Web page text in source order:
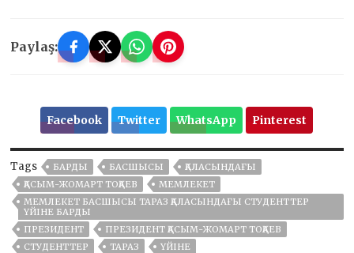
Paylaş:
Facebook Twitter WhatsApp Pinterest
Tags БАРДЫ БАСШЫСЫ
ҚАЛАСЫНДАҒЫ
ҚАСЫМ-ЖОМАРТ ТОҚАЕВ
МЕМЛЕКЕТ
МЕМЛЕКЕТ БАСШЫСЫ ТАРАЗ ҚАЛАСЫНДАҒЫ СТУДЕНТТЕР
ҮЙІНЕ БАРДЫ
ПРЕЗИДЕНТ
ПРЕЗИДЕНТ ҚАСЫМ-ЖОМАРТ ТОҚАЕВ
СТУДЕНТТЕР
ТАРАЗ ҮЙІНЕ